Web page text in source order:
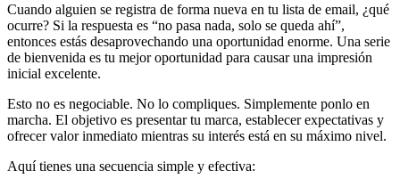
Cuando alguien se registra de forma nueva en tu lista de email, ¿qué
ocurre? Si la respuesta es “no pasa nada, solo se queda ahí”,
entonces estás desaprovechando una oportunidad enorme. Una serie
de bienvenida es tu mejor oportunidad para causar una impresión
inicial excelente.
Esto no es negociable. No lo compliques. Simplemente ponlo en
marcha. El objetivo es presentar tu marca, establecer expectativas y
ofrecer valor inmediato mientras su interés está en su máximo nivel.
Aquí tienes una secuencia simple y efectiva: